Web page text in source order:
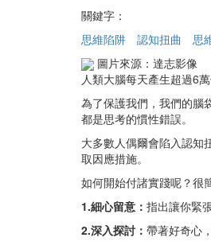
關鍵字：
思維陷阱
認知扭曲
思
圖片來源：達志影像
人類大腦每天產生超過6
為了保護我們，我們的腦
都是思考的慣性錯誤。
大多數人偶爾會陷入認知
取因應措施。
如何開始付諸實踐呢？很
1.細心留意： 指出讓你緊
2.深入探討： 帶著好奇心